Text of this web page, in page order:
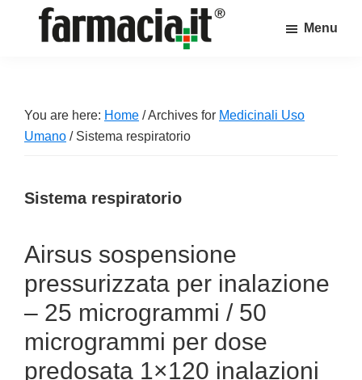
sul
mondo
online
Menu
You are here: Home /Archives for Medicinali Uso
Umano /Sistema respiratorio
Sistema respiratorio
Airsus sospensione
pressurizzata per inalazione
– 25 microgrammi / 50
microgrammi per dose
predosata 1×120 inalazioni